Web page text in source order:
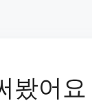
봤어요